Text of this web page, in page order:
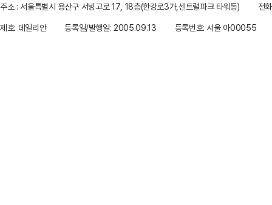
주소 : 서울특별시 용산구 서빙고로 17, 18층(한강로3가,센트럴파크 타워동)
전
제호: 데일리안
등록일/발행일: 2005.09.13 등록번호: 서울 아00055